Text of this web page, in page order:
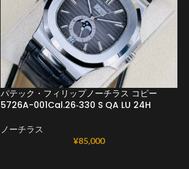
パテック・フィリップノーチラス コピー
5726A-001Cal.26‑330 S QA LU 24H
ノーチラス
¥85,000